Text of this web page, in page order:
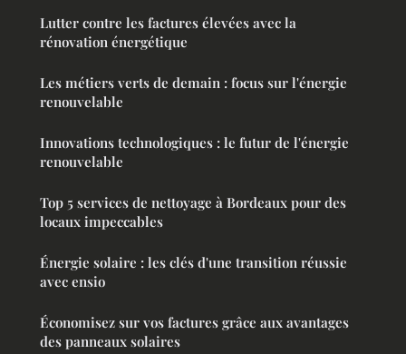
Lutter contre les factures élevées avec la
rénovation énergétique
Les métiers verts de demain : focus sur l'énergie
renouvelable
Innovations technologiques : le futur de l'énergie
renouvelable
Top 5 services de nettoyage à Bordeaux pour des
locaux impeccables
Énergie solaire : les clés d'une transition réussie
avec ensio
Économisez sur vos factures grâce aux avantages
des panneaux solaires